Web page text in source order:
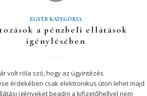
EGYÉB KATEGÓRIA
a pénzbeli ellátások
igénylésében
volt róla szó, hogy az ügyintézés
érdekében csak elektronikus úton lehet majd
igényeket beadni a kifizetőhellyel nem